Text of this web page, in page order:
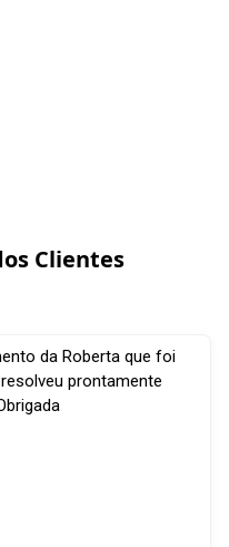
Clientes
da Roberta que foi
prontamente